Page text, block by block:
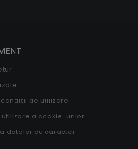
de utilizare
utilizare a cookie-urilor
datelor cu caracter